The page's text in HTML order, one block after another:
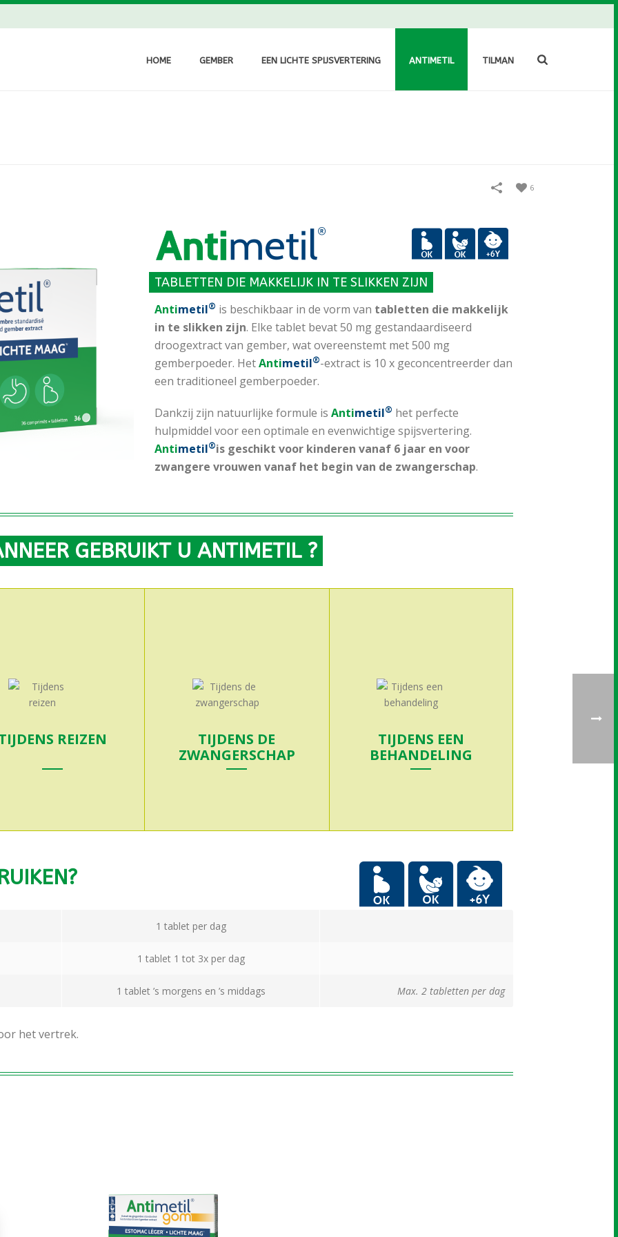
HOME GEMBER EEN LICHTE SPIJSVERTERING ANTIMETIL TILMAN
6
TABLETTEN DIE MAKKELIJK IN TE SLIKKEN ZIJN
Antimetil® is beschikbaar in de vorm van tabletten die makkelijk
in te slikken zijn. Elke tablet bevat 50 mg gestandaardiseerd
droogextract van gember, wat overeenstemt met 500 mg
gemberpoeder. HetAntimetil®-extract is 10 x geconcentreerder dan
een traditioneel gemberpoeder.
Dankzij zijn natuurlijke formule is Antimetil® het perfecte
hulpmiddel voor een optimale en evenwichtige spijsvertering.
Antimetil®is geschikt voor kinderen vanaf 6 jaar en voor
zwangere vrouwen vanaf het begin van de zwangerschap.
GEBRUIKT U ANTIMETIL ?
REIZEN
TIJDENS DE
ZWANGERSCHAP
TIJDENS EEN
BEHANDELING
Meer info
1 tablet per dag
1 tablet 1 tot 3x per dag
1 tablet ’s morgens en ’s middags Max. 2 tabletten per dag
het vertrek.